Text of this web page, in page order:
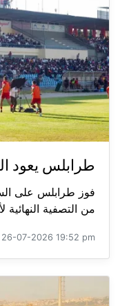
طرابلس يعود
من التصفية
26-07-2026 19:52 pm